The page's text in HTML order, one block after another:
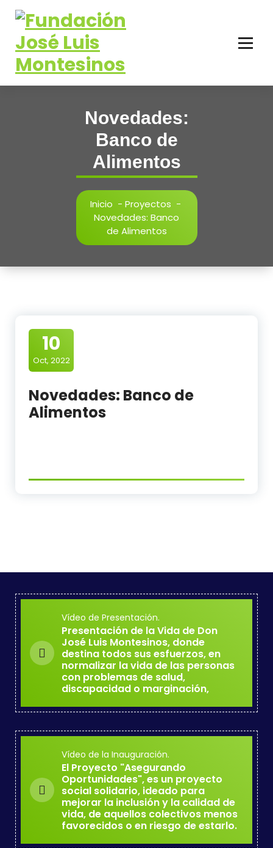
Novedades:
Banco de
Alimentos
Inicio - Proyectos -
Novedades: Banco
de Alimentos
10
Oct, 2022
Novedades: Banco de
Alimentos
Vídeo de Presentación.
Presentación de la Vida de Don
José Luis Montesinos, donde
destina todos sus esfuerzos, en
normalizar la vida de las personas
con problemas de salud,
discapacidad o marginación,
Vídeo de la Inauguración.
El Proyecto "Asegurando
Oportunidades", es un proyecto
social solidario, ideado para
mejorar la inclusión y la calidad de
vida, de aquellos colectivos menos
favorecidos o en riesgo de estarlo.